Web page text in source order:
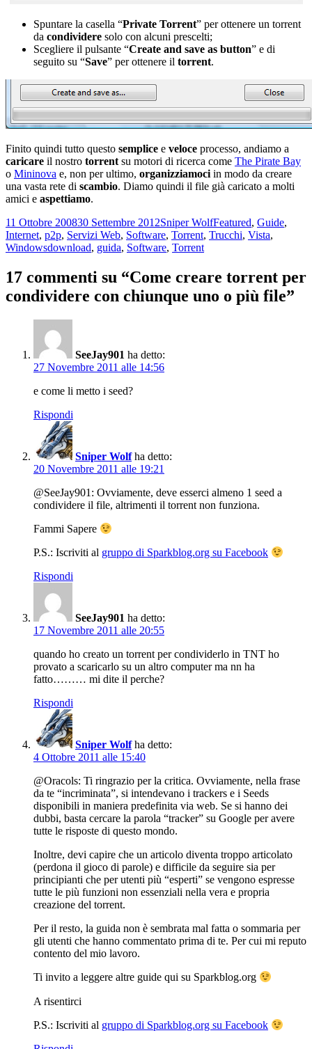
Spuntare la casella “Private Torrent” per ottenere un torrent
da condividere solo con alcuni prescelti;
Scegliere il pulsante “Create and save as button” e di
seguito su “Save” per ottenere il torrent.
Finito quindi tutto questo semplice e veloce processo, andiamo a
caricare il nostro torrent su motori di ricerca come The Pirate Bay
o Mininova e, non per ultimo, organizziamoci in modo da creare
una vasta rete di scambio. Diamo quindi il file già caricato a molti
amici e aspettiamo.
Scritto
il
11 Ottobre 200830 Settembre 2012Autore
Sniper WolfCategorie
Featured, Guide,
Internet, p2p, Servizi Web, Software, Torrent, Trucchi, Vista,
WindowsTag
download, guida, Software, Torrent
17 commenti su “Come creare torrent per
condividere con chiunque uno o più file”
SeeJay901 ha detto:
27 Novembre 2011 alle 14:56
e come li metto i seed?
Rispondi
Sniper Wolf ha detto:
20 Novembre 2011 alle 19:21
@SeeJay901: Ovviamente, deve esserci almeno 1 seed a
condividere il file, altrimenti il torrent non funziona.
Fammi Sapere
P.S.: Iscriviti al gruppo di Sparkblog.org su Facebook
Rispondi
SeeJay901 ha detto:
17 Novembre 2011 alle 20:55
quando ho creato un torrent per condividerlo in TNT ho
provato a scaricarlo su un altro computer ma nn ha
fatto……… mi dite il perche?
Rispondi
Sniper Wolf ha detto:
4 Ottobre 2011 alle 15:40
@Oracols: Ti ringrazio per la critica. Ovviamente, nella frase
da te “incriminata”, si intendevano i trackers e i Seeds
disponibili in maniera predefinita via web. Se si hanno dei
dubbi, basta cercare la parola “tracker” su Google per avere
tutte le risposte di questo mondo.
Inoltre, devi capire che un articolo diventa troppo articolato
(perdona il gioco di parole) e difficile da seguire sia per
principianti che per utenti più “esperti” se vengono espresse
tutte le più funzioni non essenziali nella vera e propria
creazione del torrent.
Per il resto, la guida non è sembrata mal fatta o sommaria per
gli utenti che hanno commentato prima di te. Per cui mi reputo
contento del mio lavoro.
Ti invito a leggere altre guide qui su Sparkblog.org
A risentirci
P.S.: Iscriviti al gruppo di Sparkblog.org su Facebook